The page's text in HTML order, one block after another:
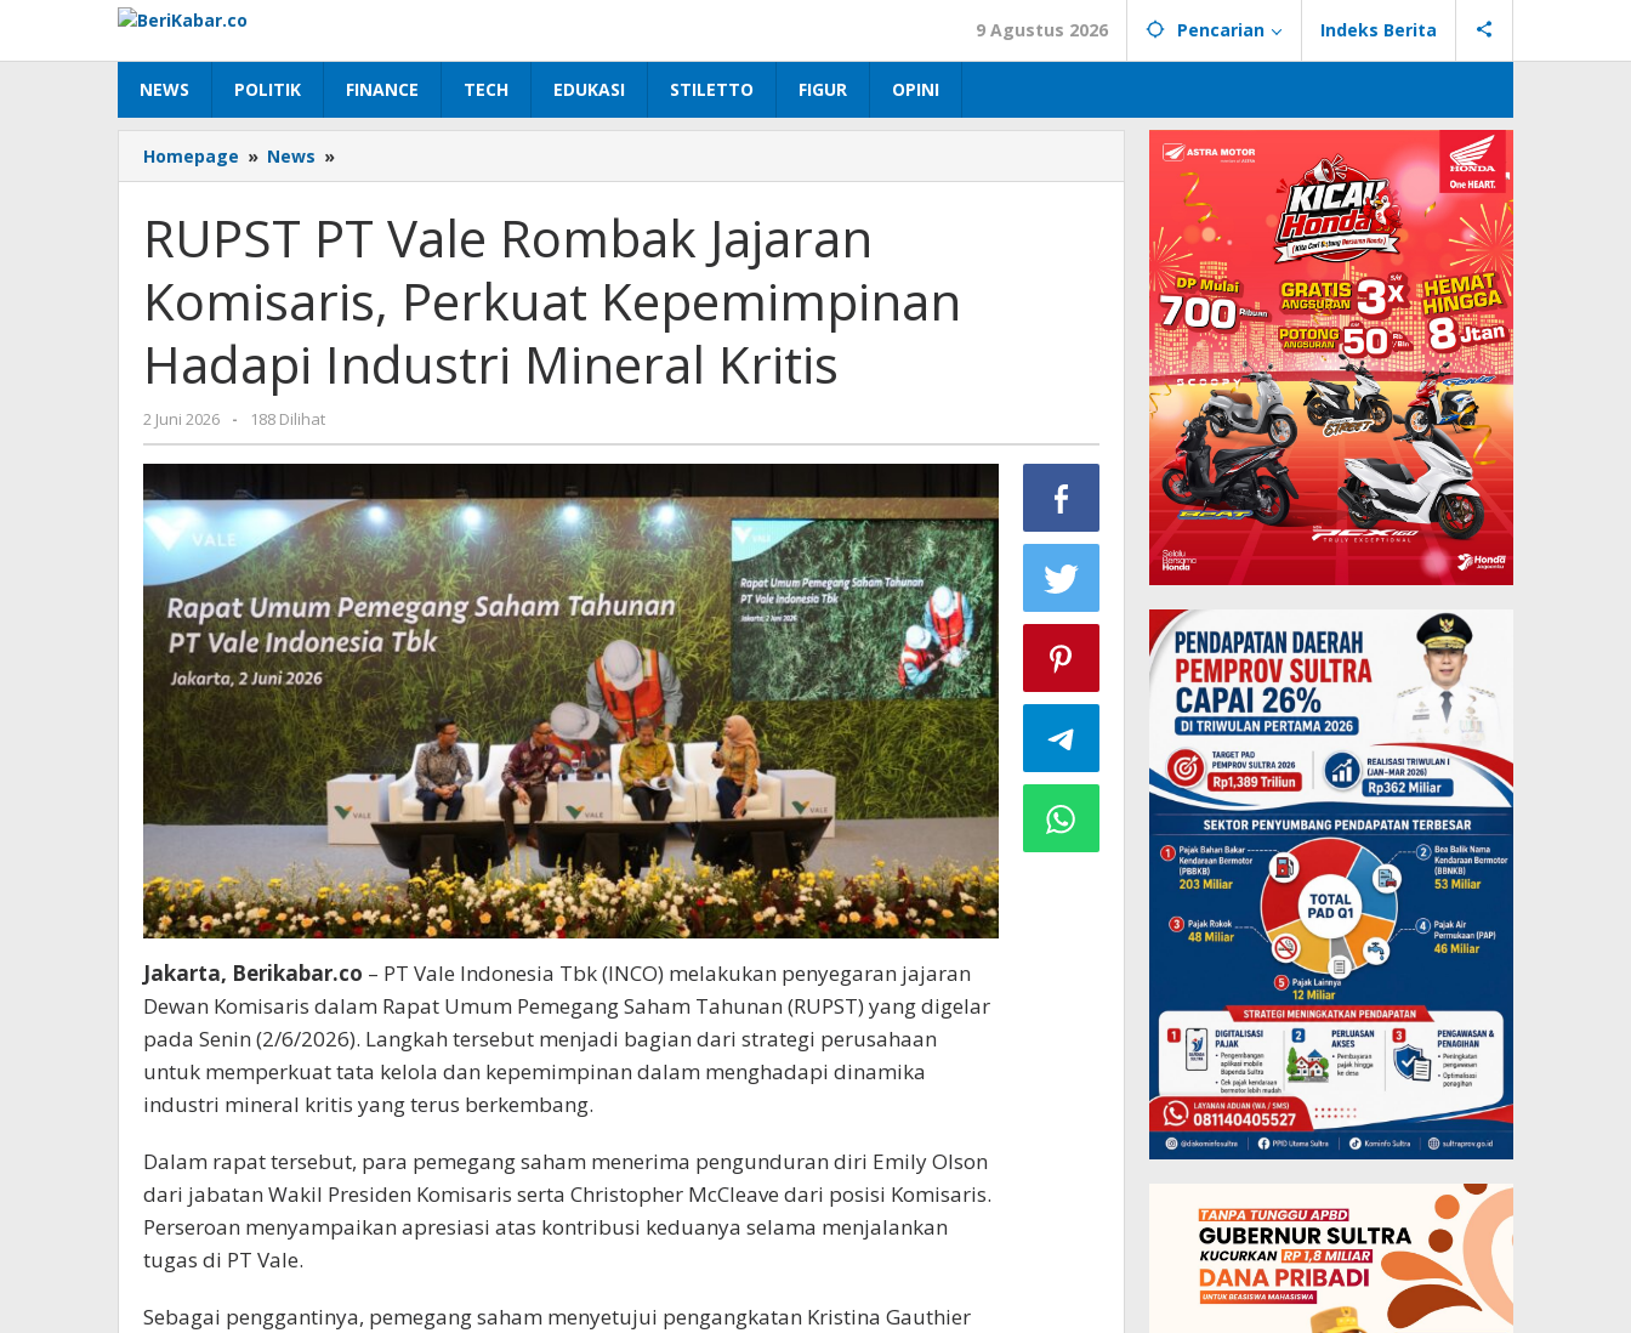
konten
9 Agustus 2026 Pencarian Indeks Berita
NEWS POLITIK FINANCE TECH EDUKASI STILETTO FIGUR OPINI
Homepage » News »
PT
Rombak
Jajaran
Komisaris,
Perkuat
Kepemimpinan
Hadapi
Industri
RUPST PT Vale Rombak Jajaran
Komisaris, Perkuat Kepemimpinan
Hadapi Industri Mineral Kritis
2 Juni 2026
oleh
Beri
Kabar
- 188 Dilihat
Jakarta, Berikabar.co – PT Vale Indonesia Tbk (INCO) melakukan penyegaran jajaran
Dewan Komisaris dalam Rapat Umum Pemegang Saham Tahunan (RUPST) yang digelar
pada Senin (2/6/2026). Langkah tersebut menjadi bagian dari strategi perusahaan
untuk memperkuat tata kelola dan kepemimpinan dalam menghadapi dinamika
industri mineral kritis yang terus berkembang.
Dalam rapat tersebut, para pemegang saham menerima pengunduran diri Emily Olson
dari jabatan Wakil Presiden Komisaris serta Christopher McCleave dari posisi Komisaris.
Perseroan menyampaikan apresiasi atas kontribusi keduanya selama menjalankan
tugas di PT Vale.
Sebagai penggantinya, pemegang saham menyetujui pengangkatan Kristina Gauthier